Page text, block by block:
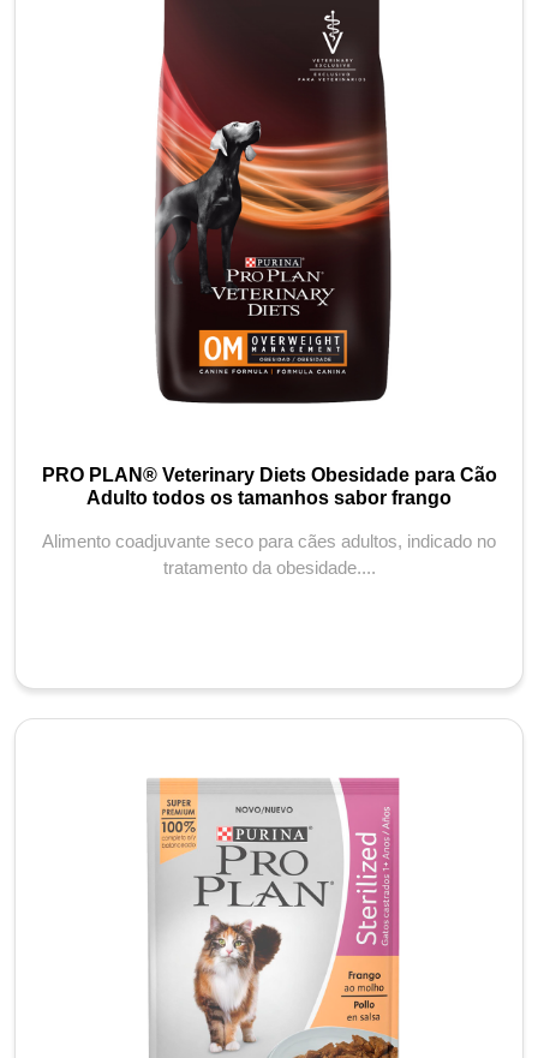
PRO PLAN® Veterinary Diets Obesidade para Cão
Adulto todos os tamanhos sabor frango
Alimento coadjuvante seco para cães adultos, indicado no
tratamento da obesidade....